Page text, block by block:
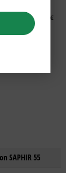
26,63 €
SAPHIR 55